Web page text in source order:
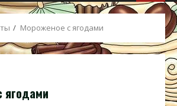
Мороженое с ягодами
ягодами